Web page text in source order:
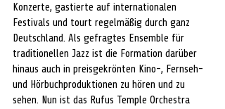
Konzerte, gastierte auf internationalen
Festivals und tourt regelmäßig durch ganz
Deutschland. Als gefragtes Ensemble für
traditionellen Jazz ist die Formation darüber
hinaus auch in preisgekrönten Kino-, Fernseh-
und Hörbuchproduktionen zu hören und zu
sehen. Nun ist das Rufus Temple Orchestra